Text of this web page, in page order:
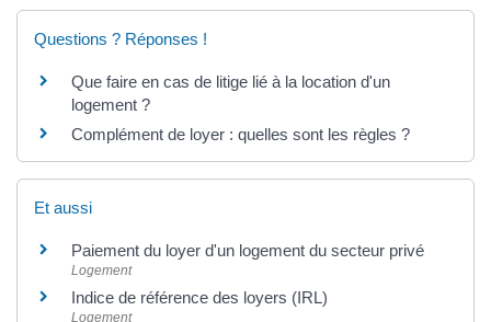
Questions ? Réponses !
Que faire en cas de litige lié à la location d'un
logement ?
Complément de loyer : quelles sont les règles ?
Et aussi
Paiement du loyer d'un logement du secteur privé
Logement
Indice de référence des loyers (IRL)
Logement